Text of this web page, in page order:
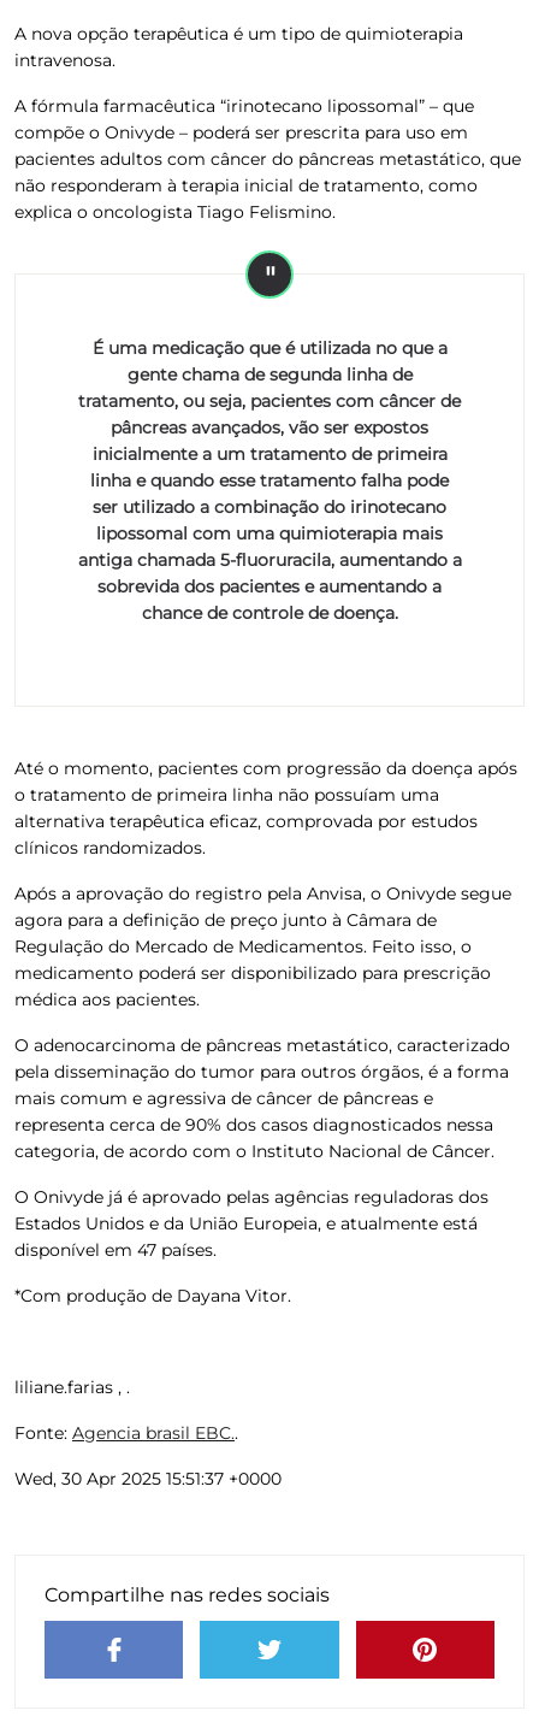
A nova opção terapêutica é um tipo de quimioterapia
intravenosa.
A fórmula farmacêutica “irinotecano lipossomal” – que
compõe o Onivyde – poderá ser prescrita para uso em
pacientes adultos com câncer do pâncreas metastático, que
não responderam à terapia inicial de tratamento, como
explica o oncologista Tiago Felismino.
É uma medicação que é utilizada no que a
gente chama de segunda linha de
tratamento, ou seja, pacientes com câncer de
pâncreas avançados, vão ser expostos
inicialmente a um tratamento de primeira
linha e quando esse tratamento falha pode
ser utilizado a combinação do irinotecano
lipossomal com uma quimioterapia mais
antiga chamada 5-fluoruracila, aumentando a
sobrevida dos pacientes e aumentando a
chance de controle de doença.
Até o momento, pacientes com progressão da doença após
o tratamento de primeira linha não possuíam uma
alternativa terapêutica eficaz, comprovada por estudos
clínicos randomizados.
Após a aprovação do registro pela Anvisa, o Onivyde segue
agora para a definição de preço junto à Câmara de
Regulação do Mercado de Medicamentos. Feito isso, o
medicamento poderá ser disponibilizado para prescrição
médica aos pacientes.
O adenocarcinoma de pâncreas metastático, caracterizado
pela disseminação do tumor para outros órgãos, é a forma
mais comum e agressiva de câncer de pâncreas e
representa cerca de 90% dos casos diagnosticados nessa
categoria, de acordo com o Instituto Nacional de Câncer.
O Onivyde já é aprovado pelas agências reguladoras dos
Estados Unidos e da União Europeia, e atualmente está
disponível em 47 países.
*Com produção de Dayana Vitor.
liliane.farias , .
Fonte: Agencia brasil EBC..
Wed, 30 Apr 2025 15:51:37 +0000
Compartilhe nas redes sociais